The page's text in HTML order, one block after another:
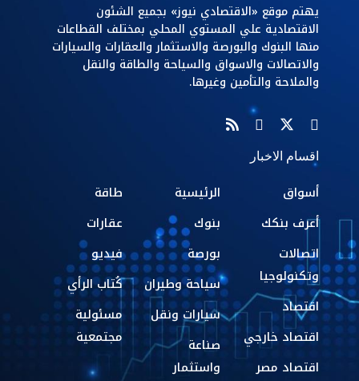
يهتم موقع «الاقتصادي نيوز» بجميع الشئون
الاقتصادية علي المستوي المحلي بمختلف القطاعات
منها البنوك والبورصة والاستثمار والعقارات والسيارات
والاتصالات والاسواق والسياحة والطاقة والنقل
والملاحة والتأمين وغيرها.
اقسام الاخبار
أسواق
أعرف بنكك
اتصالات
وتكنولوجيا
اقتصاد
اقتصاد خارجي
اقتصاد مصر
الرئيسية
بنوك
بورصة
سياحة وطيران
سيارات ونقل
صناعة
واستثمار
طاقة
عقارات
فيديو
كُتاب الرأي
مسئولية
مجتمعية